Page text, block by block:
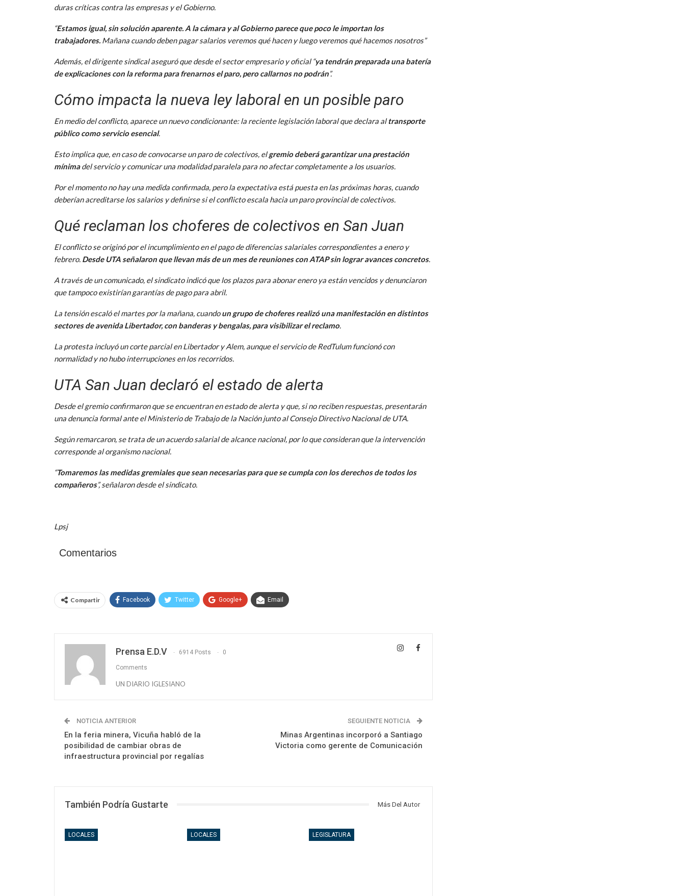
duras críticas contra las empresas y el Gobierno.
“Estamos igual, sin solución aparente. A la cámara y al Gobierno parece que poco le importan los
trabajadores. Mañana cuando deben pagar salarios veremos qué hacen y luego veremos qué hacemos nosotros”
Además, el dirigente sindical aseguró que desde el sector empresario y oficial “ya tendrán preparada una batería
de explicaciones con la reforma para frenarnos el paro, pero callarnos no podrán”.
Cómo impacta la nueva ley laboral en un posible paro
En medio del conflicto, aparece un nuevo condicionante: la reciente legislación laboral que declara altransporte
público como servicio esencial.
Esto implica que, en caso de convocarse un paro de colectivos, elgremio deberá garantizar una prestación
mínimadel servicio y comunicar una modalidad paralela para no afectar completamente a los usuarios.
Por el momento no hay una medida confirmada, pero la expectativa está puesta en las próximas horas, cuando
deberían acreditarse los salarios y definirse si el conflicto escala hacia un paro provincial de colectivos.
Qué reclaman los choferes de colectivos en San Juan
El conflicto se originó por el incumplimiento en el pago de diferencias salariales correspondientes a enero y
febrero. Desde UTA señalaron que llevan más de un mes de reuniones con ATAP sin lograr avances concretos.
A través de un comunicado, el sindicato indicó que los plazos para abonar enero ya están vencidos y denunciaron
que tampoco existirían garantías de pago para abril.
La tensión escaló el martes por la mañana, cuandoun grupo de choferes realizó una manifestación en distintos
sectores de avenida Libertador, con banderas y bengalas, para visibilizar el reclamo.
La protesta incluyó un corte parcial en Libertador y Alem, aunque el servicio de RedTulum funcionó con
normalidad y no hubo interrupciones en los recorridos.
UTA San Juan declaró el estado de alerta
Desde el gremio confirmaron que se encuentran en estado de alerta y que, si no reciben respuestas, presentarán
una denuncia formal ante el Ministerio de Trabajo de la Nación junto al Consejo Directivo Nacional de UTA.
Según remarcaron, se trata de un acuerdo salarial de alcance nacional, por lo que consideran que la intervención
corresponde al organismo nacional.
“Tomaremos las medidas gremiales que sean necesarias para que se cumpla con los derechos de todos los
compañeros”, señalaron desde el sindicato.
Lpsj
Comentarios
Compartir Facebook Twitter Google+ Email
Prensa E.D.V 6914 Posts 0
Comments
UN DIARIO IGLESIANO
NOTICIA ANTERIOR
En la feria minera, Vicuña habló de la
posibilidad de cambiar obras de
infraestructura provincial por regalías
SEGUIENTE NOTICIA
Minas Argentinas incorporó a Santiago
Victoria como gerente de Comunicación
También Podría Gustarte Más Del Autor
LOCALES LOCALES LEGISLATURA